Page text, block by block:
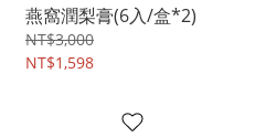
燕窩潤梨膏(6入/盒*2)
NT$3,000
NT$1,598